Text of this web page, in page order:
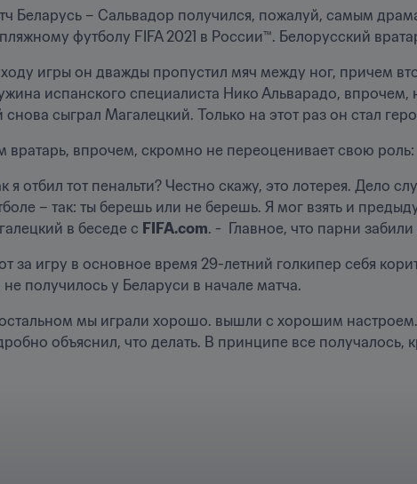
Беларусь – Сальвадор получился, пожалуй, самым
футболу FIFA 2021 в России™. Белорусский
игры он дважды пропустил мяч между ног, причем
испанского специалиста Нико Альварадо, впрочем,
снова сыграл Магалецкий. Только на этот раз он стал
вратарь, впрочем, скромно не переоценивает свою роль:
я отбил тот пенальти? Честно скажу, это лотерея. Дело
– так: ты берешь или не берешь. Я мог взять и
в беседе с FIFA.com. -  Главное, что парни
за игру в основное время 29-летний голкипер себя
не получилось у Беларуси в начале матча.
мы играли хорошо. вышли с хорошим
объяснил, что делать. В принципе все